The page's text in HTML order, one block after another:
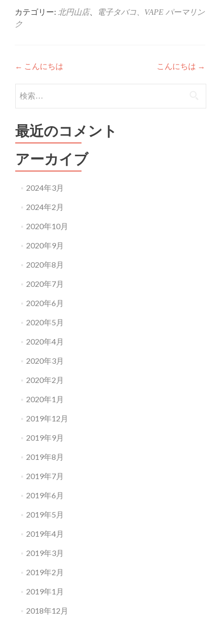
ウ
で
い
(新
で
開
ま
カテゴリー: 北円山店、 電子タバコ、VAPE パーマリン
ク
投
稿
ナ
ゲ
ー
シ
ョ
ン
← こんにちは こんにちは →
索:
最近のコメント
アーカイブ
2024年3月
2024年2月
2020年10月
2020年9月
2020年8月
2020年7月
2020年6月
2020年5月
2020年4月
2020年3月
2020年2月
2020年1月
2019年12月
2019年9月
2019年8月
2019年7月
2019年6月
2019年5月
2019年4月
2019年3月
2019年2月
2019年1月
2018年12月